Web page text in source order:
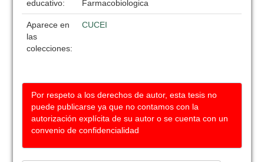
educativo:
Farmacobiologica
Aparece en
las
colecciones:
CUCEI
Por respeto a los derechos de autor, esta tesis no
puede publicarse ya que no contamos con la
autorización explícita de su autor o se cuenta con un
convenio de confidencialidad